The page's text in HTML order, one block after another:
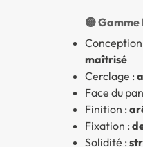
🟡
Conception
maîtrisé
Cerclage :
Face du
Finition :
Fixation :
Solidité :